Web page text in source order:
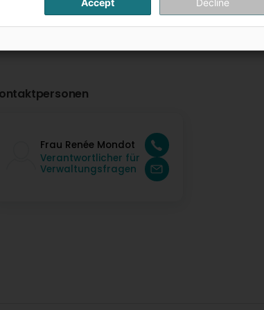
Frau Renée Mondot
Verantwortlicher für
Verwaltungsfragen
Accept Decline